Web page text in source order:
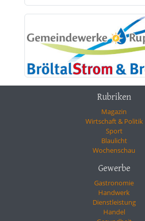
Rubriken
Magazin
Wirtschaft & Politik
Sport
Blaulicht
Wochenschau
Gewerbe
Gastronomie
Handwerk
Dienstleistung
Handel